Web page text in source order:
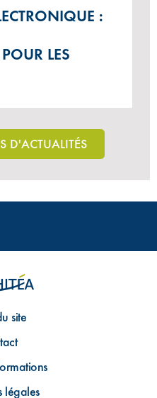
:
LES
D'ACTUALITÉS
site
légales